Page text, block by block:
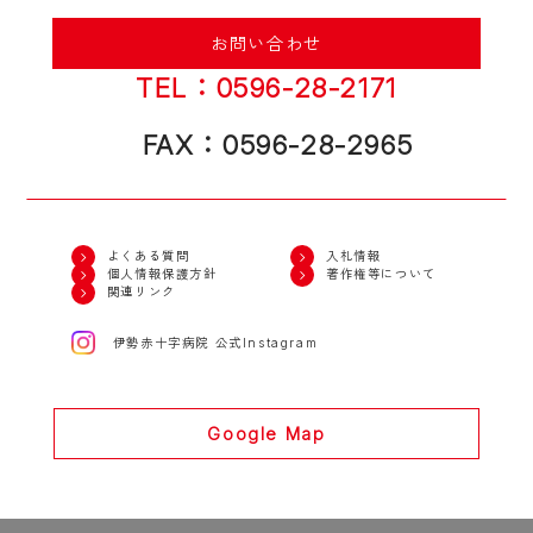
お問い合わせ
TEL：0596-28-2171
FAX：0596-28-2965
よくある質問
入札情報
個人情報保護方針
著作権等について
関連リンク
伊勢赤十字病院 公式Instagram
Google Map